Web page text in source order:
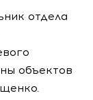
отдела
объектов